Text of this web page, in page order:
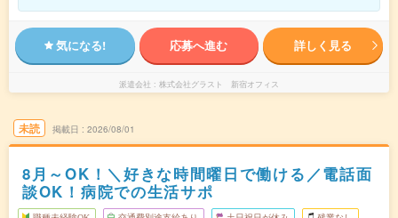
気になる! 応募へ進む 詳しく見る
派遣会社 株式会社グラスト 新宿オフィス
未読 掲載日 2026/08/01
8月～OK！＼好きな時間曜日で働ける／電話面
談OK！病院での生活サポ